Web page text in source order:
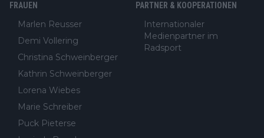
FRAUEN
Marlen Reusser
Demi Vollering
Christina Schweinberger
Kathrin Schweinberger
Lorena Wiebes
Marie Schreiber
Puck Pieterse
PARTNER & KOOPERATIONEN
Internationaler
Medienpartner im
Radsport